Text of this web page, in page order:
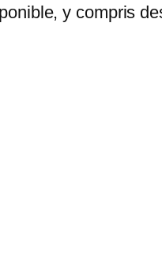
y compris